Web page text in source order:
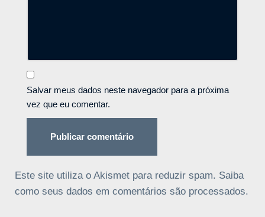
Salvar meus dados neste navegador para a próxima
vez que eu comentar.
Este site utiliza o Akismet para reduzir spam. Saiba
como seus dados em comentários são processados.